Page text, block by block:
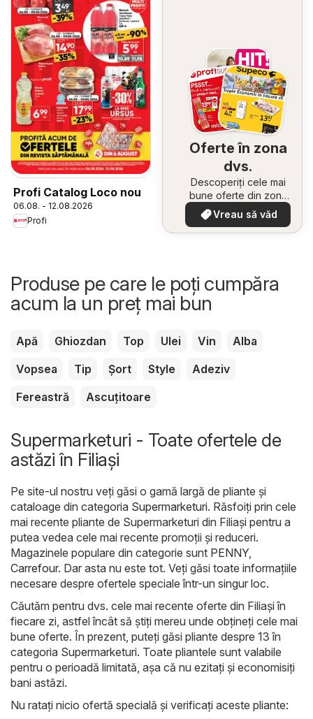
Profi Catalog Loco nou
06.08. - 12.08.2026
Profi
Oferte în zona
dvs.
Descoperiți cele mai
bune oferte din zona
dumneavoastră
Vreau să văd
Produse pe care le poți cumpăra
acum la un preț mai bun
Apă Ghiozdan Top Ulei Vin
Alba
Vopsea
Tip Șort Style
Adeziv
Fereastră
Ascuțitoare
Supermarketuri - Toate ofertele de
astăzi în Filiaşi
Pe site-ul nostru veți găsi o gamă largă de pliante și
cataloage din categoria Supermarketuri. Răsfoiți prin cele
mai recente pliante de Supermarketuri din Filiaşi pentru a
putea vedea cele mai recente promoții și reduceri.
Magazinele populare din categorie sunt PENNY,
Carrefour. Dar asta nu este tot. Veți găsi toate informațiile
necesare despre ofertele speciale într-un singur loc.
Căutăm pentru dvs. cele mai recente oferte din Filiaşi în
fiecare zi, astfel încât să știți mereu unde obțineți cele mai
bune oferte. În prezent, puteți găsi pliante despre 13 în
categoria Supermarketuri. Toate pliantele sunt valabile
pentru o perioadă limitată, așa că nu ezitați și economisiți
bani astăzi.
Nu ratați nicio ofertă specială și verificați aceste pliante: